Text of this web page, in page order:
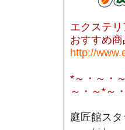
エクステ
おすすめ
http://
*～・～・
～・～*～
庭匠館ス